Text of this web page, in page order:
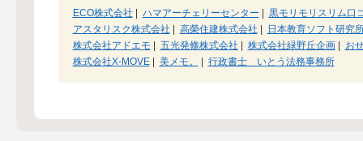
ECO株式会社 ハマアーチェリーセンター
黒モリモリスリム口
アスタリスク株式会社
高榮住建株式会社
日本教育ソフト研究
株式会社アドエモ
五光発條株式会社 株式会社緑野丘企画|
お
株式会社X-MOVE| 美メモ。 行政書士 いとう法務事務所